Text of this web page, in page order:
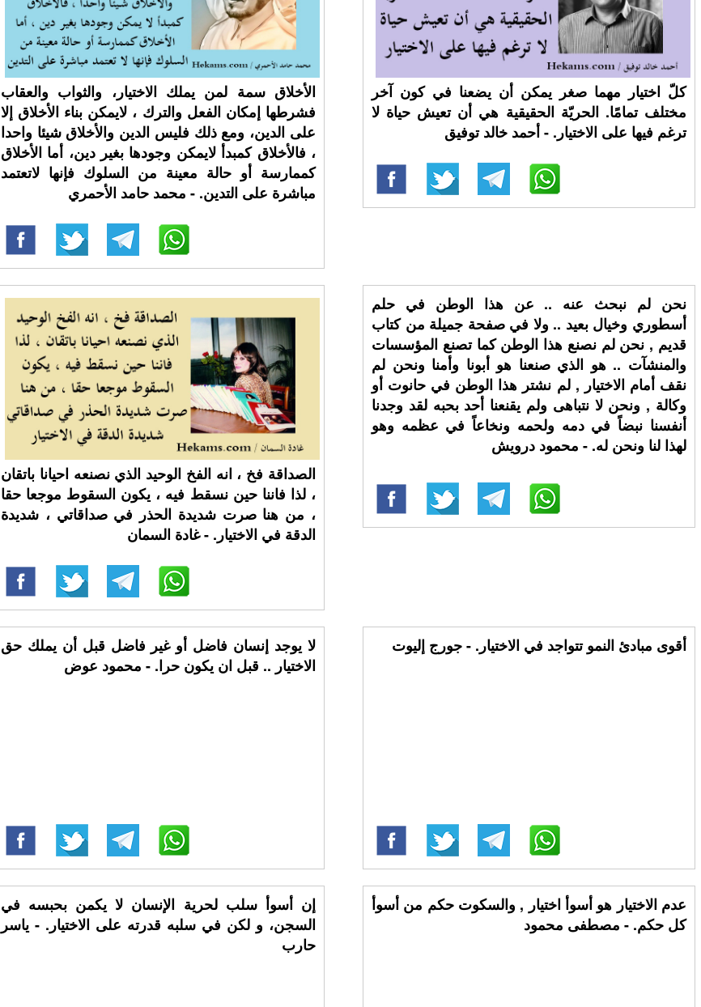
الأخلاق سمة لمن يملك الاختيار، والثواب والعقاب
فشرطها إمكان الفعل والترك ، لايمكن بناء الأخلاق إلا
على الدين، ومع ذلك فليس الدين والأخلاق شيئا واحدا
، فالأخلاق كمبدأ لايمكن وجودها بغير دين، أما الأخلاق
كممارسة أو حالة معينة من السلوك فإنها لاتعتمد
مباشرة على التدين. - محمد حامد الأحمري
كلّ اختيار مهما صغر يمكن أن يضعنا في كون آخر
مختلف تمامًا. الحريّة الحقيقية هي أن تعيش حياة لا
ترغم فيها على الاختيار. - أحمد خالد توفيق
الصداقة فخ ، انه الفخ الوحيد الذي نصنعه احيانا باتقان
، لذا فاننا حين نسقط فيه ، يكون السقوط موجعا حقا
، من هنا صرت شديدة الحذر في صداقاتي ، شديدة
الدقة في الاختيار. - غادة السمان
نحن لم نبحث عنه .. عن هذا الوطن في حلم
أسطوري وخيال بعيد .. ولا في صفحة جميلة من كتاب
قديم , نحن لم نصنع هذا الوطن كما تصنع المؤسسات
والمنشآت .. هو الذي صنعنا هو أبونا وأمنا ونحن لم
نقف أمام الاختيار , لم نشتر هذا الوطن في حانوت أو
وكالة , ونحن لا نتباهى ولم يقنعنا أحد بحبه لقد وجدنا
أنفسنا نبضاً في دمه ولحمه ونخاعاً في عظمه وهو
لهذا لنا ونحن له. - محمود درويش
لا يوجد إنسان فاضل أو غير فاضل قبل أن يملك حق
الاختيار .. قبل ان يكون حرا. - محمود عوض
أقوى مبادئ النمو تتواجد في الاختيار. - جورج إليوت
إن أسوأ سلب لحرية الإنسان لا يكمن بحبسه في
السجن، و لكن في سلبه قدرته على الاختيار. - ياسر
حارب
عدم الاختيار هو أسوأ اختيار , والسكوت حكم من أسوأ
كل حكم. - مصطفى محمود